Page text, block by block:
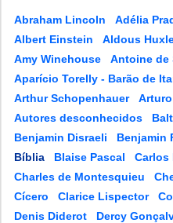
Abraham Lincoln Adélia
Albert Einstein
Aldous
Amy Winehouse
Antoine de
Aparício Torelly - Barão de
Arthur Schopenhauer
Autores desconhecidos
Benjamin Disraeli
Benjamin
Bíblia
Blaise Pascal
Carlos
Charles de Montesquieu
Cícero
Clarice Lispector
Denis Diderot
Dercy